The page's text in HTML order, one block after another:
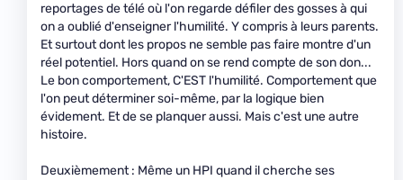
reportages de télé où l'on regarde défiler des gosses à qui
on a oublié d'enseigner l'humilité. Y compris à leurs parents.
Et surtout dont les propos ne semble pas faire montre d'un
réel potentiel. Hors quand on se rend compte de son don...
Le bon comportement, C'EST l'humilité. Comportement que
l'on peut déterminer soi-même, par la logique bien
évidement. Et de se planquer aussi. Mais c'est une autre
histoire.
Deuxièmement : Même un HPI quand il cherche ses